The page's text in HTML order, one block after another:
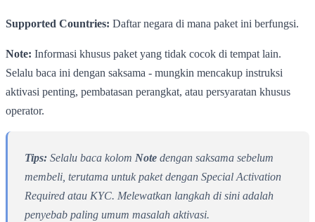
Supported Countries: Daftar negara di mana paket ini berfungsi.
Note: Informasi khusus paket yang tidak cocok di tempat lain.
Selalu baca ini dengan saksama - mungkin mencakup instruksi
aktivasi penting, pembatasan perangkat, atau persyaratan khusus
operator.
Tips: Selalu baca kolom Note dengan saksama sebelum
membeli, terutama untuk paket dengan Special Activation
Required atau KYC. Melewatkan langkah di sini adalah
penyebab paling umum masalah aktivasi.